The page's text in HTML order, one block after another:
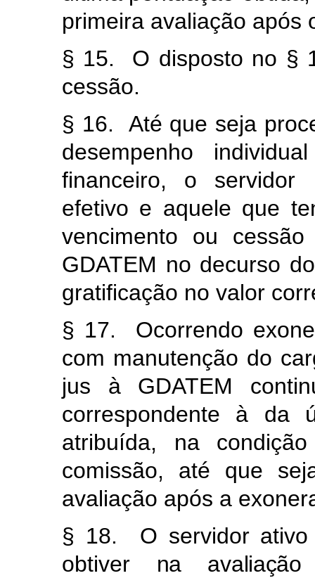
primeira avaliação após
§ 15. O disposto no §
cessão.
§ 16. Até que seja
desempenho
financeiro, o servidor
efetivo e aquele que
vencimento ou
GDATEM no decurso
gratificação no valor
§ 17. Ocorrendo
com manutenção do
jus à GDATEM
correspondente à da
atribuída, na
comissão, até que
avaliação após a
§ 18. O servidor ativo
obtiver na